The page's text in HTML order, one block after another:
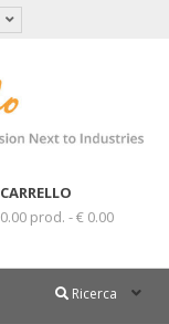
CARRELLO
0.00 prod. - € 0.00
Ricerca